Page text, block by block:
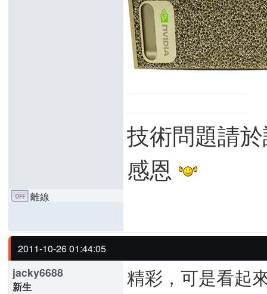
技術問題請
感恩
離線
2011-10-26 01:44:05
jacky6688
新生 精彩，可是看起